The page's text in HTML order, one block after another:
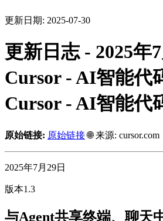
更新日期: 2025-07-30
更新日志 - 2025年
Cursor - AI智能代
Cursor - AI智能代
原始链接: 原始链接🌐 来源: cursor.com
2025年7月29日
版本1.3
与Agent共享终端、聊天